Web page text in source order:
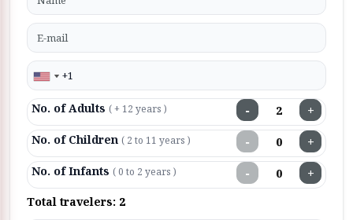
No. of Adults ( + 12 years ) − +
No. of Children ( 2 to 11 years ) − +
No. of Infants ( 0 to 2 years ) − +
Total travelers: 2